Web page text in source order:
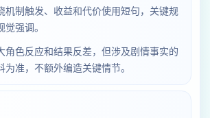
机制触发、收益和代价使用短句，关键规
强调。
角色反应和结果反差，但涉及剧情事实的
为准，不额外编造关键情节。